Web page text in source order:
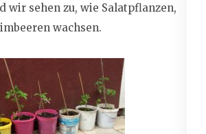
wir sehen zu, wie Salatpflanzen,
wachsen.